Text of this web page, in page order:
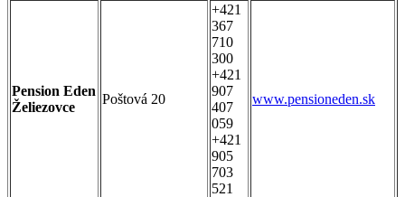
Pension Eden
Želiezovce
Poštová 20
+421
367
710
300
+421
907
407
059
+421
905
703
521
www.pensioneden.sk